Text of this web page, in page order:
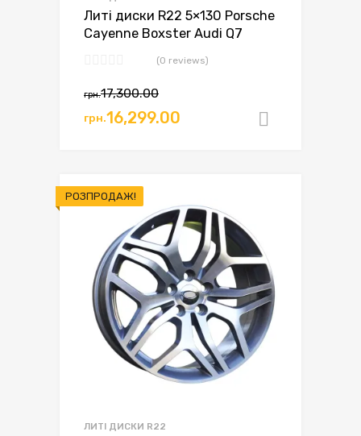
Литі диски R22 5×130 Porsche
Cayenne Boxster Audi Q7
(0 reviews)
грн.17,300.00
грн.16,299.00
РОЗПРОДАЖ!
ЛИТІ ДИСКИ R22